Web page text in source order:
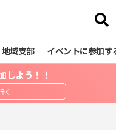
地域支部 イベントに参加す
しよう！！